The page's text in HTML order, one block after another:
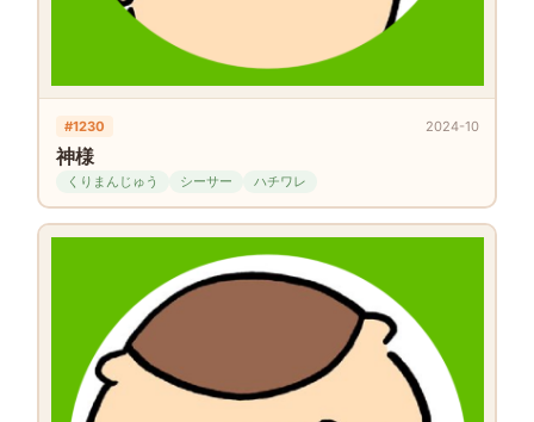
#1230 2024-10
神様
くりまんじゅう シーサー ハチワレ